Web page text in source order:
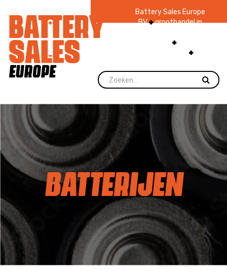
Battery Sales Europe
BV groothandel in
zaklampen Ruim 48
jaar ervaring
voorraad.
BATTERIJEN